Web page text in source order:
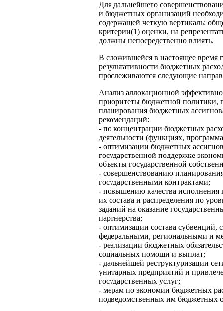
Для дальнейшего
и бюджетных организаций
содержащей четкую вертикаль:
критерии(1) оценки, на
должны непосредственно влиять.
В сложившейся в настоящее время
результативности бюджетных
прослеживаются следующие
Анализ аллокационной
приоритеты бюджетной политики,
планирования бюджетных
рекомендаций:
- по концентрации бюджетных
деятельности (функциях,
- оптимизации бюджетных
государственной поддержке
объекты государственной
- совершенствованию
государственными контрактами;
- повышению качества исполнения
их состава и распределения по
заданий на оказание
партнерства;
- оптимизации состава
федеральными, региональными и
- реализации бюджетных
социальных помощи и выплат;
- дальнейшей реструктуризации
унитарных предприятий и
государственных услуг;
- мерам по экономии бюджетных
подведомственных им бюджетных